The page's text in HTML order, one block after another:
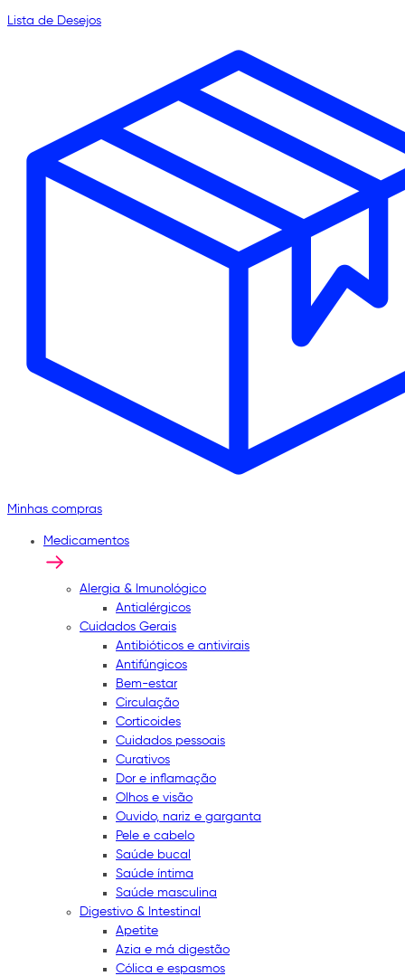
Lista de Desejos
Minhas compras
Medicamentos
Alergia & Imunológico
Antialérgicos
Cuidados Gerais
Antibióticos e antivirais
Antifúngicos
Bem-estar
Circulação
Corticoides
Cuidados pessoais
Curativos
Dor e inflamação
Olhos e visão
Ouvido, nariz e garganta
Pele e cabelo
Saúde bucal
Saúde íntima
Saúde masculina
Digestivo & Intestinal
Apetite
Azia e má digestão
Cólica e espasmos